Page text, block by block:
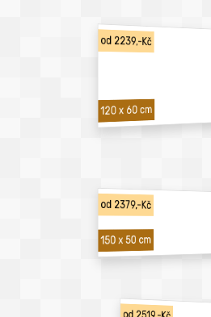
od 2239,-Kč
120 x 60 cm
od 2379,-Kč
150 x 50 cm